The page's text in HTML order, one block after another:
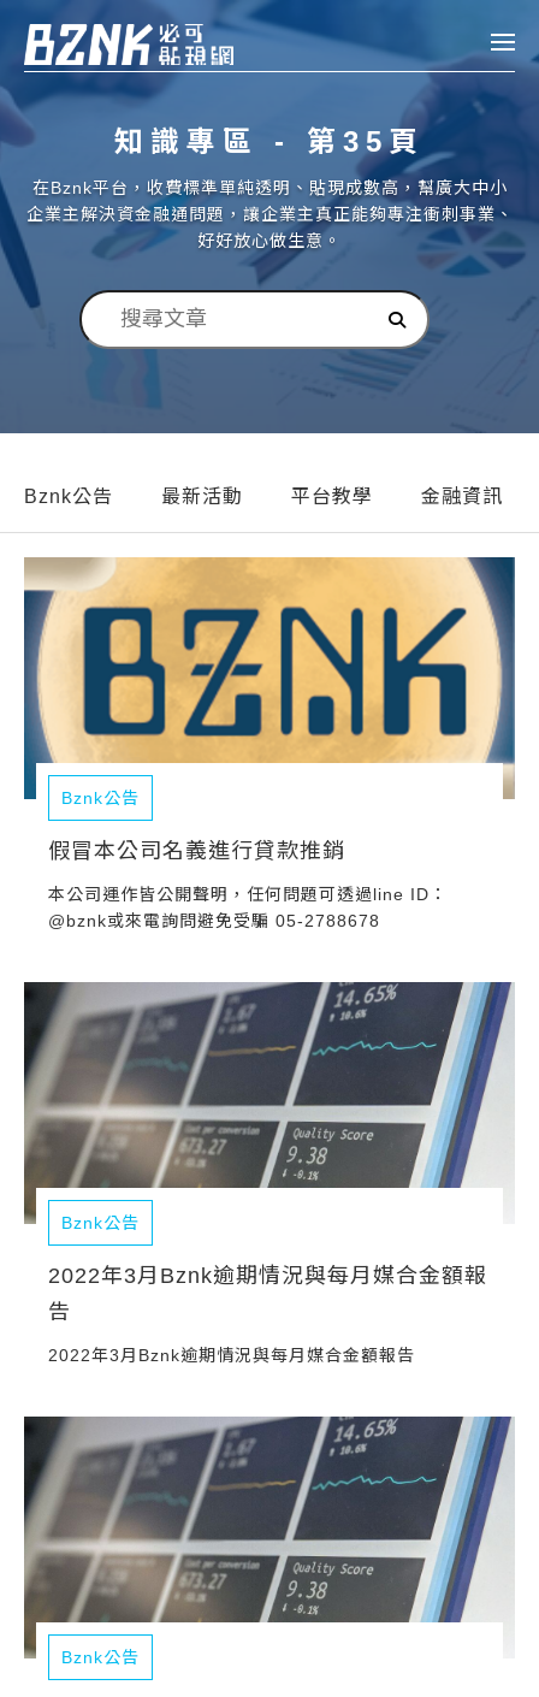
Bznk 必可貼現網
帳款轉讓
投資
申貸
企業融資
房屋副擔保融資
常見問題
帳款轉讓
企業專案融資
房屋副擔保融資
平台操作
知識專區
平台介紹
註冊 登入
知識專區 - 第35頁
在Bznk平台，收費標準單純透明、貼現成數高，幫廣大中小
企業主解決資金融通問題，讓企業主真正能夠專注衝刺事業、
好好放心做生意。
Bznk公告 最新活動 平台教學 金融資訊
Bznk公告
假冒本公司名義進行貸款推銷
本公司運作皆公開聲明，任何問題可透過line ID：
@bznk或來電詢問避免受騙 05-2788678
Bznk公告
2022年3月Bznk逾期情況與每月媒合金額報
告
2022年3月Bznk逾期情況與每月媒合金額報告
Bznk公告